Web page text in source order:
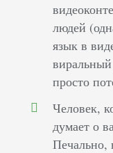
людей
язык в
просто
Человек,
думает о
Печально,